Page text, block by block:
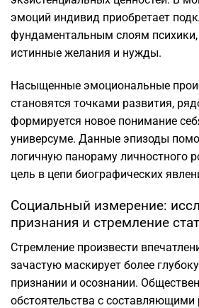
эмоций индивид приобретает
фундаментальным слоям психики,
истинные желания и нужды.
Насыщенные эмоциональные
становятся точками развития,
формируется новое понимание
универсуме. Данные эпизоды
логичную панораму личностного
цель в цепи биографических
Социальный измерение:
признания и стремление
Стремление произвести
зачастую маскирует более
признании и осознании.
обстоятельства с составляющими